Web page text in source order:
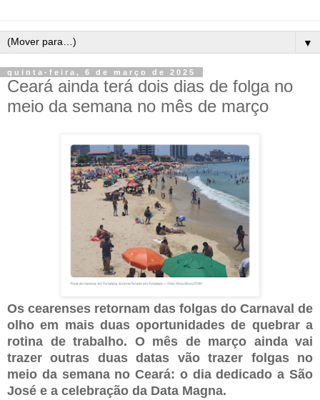
▼
quinta-feira, 6 de março de 2025
Ceará ainda terá dois dias de folga no
meio da semana no mês de março
Os cearenses retornam das folgas do Carnaval de
olho em mais duas oportunidades de quebrar a
rotina de trabalho. O mês de março ainda vai
trazer outras duas datas vão trazer folgas no
meio da semana no Ceará: o dia dedicado a São
José e a celebração da Data Magna.